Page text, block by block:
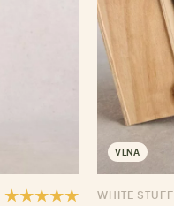
VLNA
WHITE STUFF